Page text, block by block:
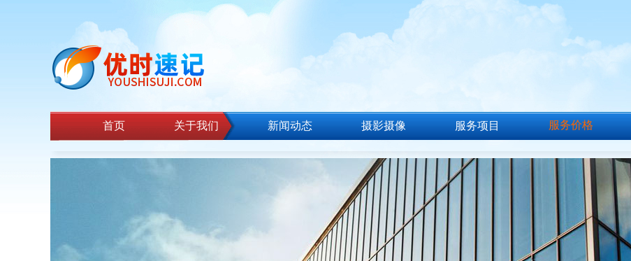
首页 关于我们 新闻动态 摄影摄像 服务项目 服务价格